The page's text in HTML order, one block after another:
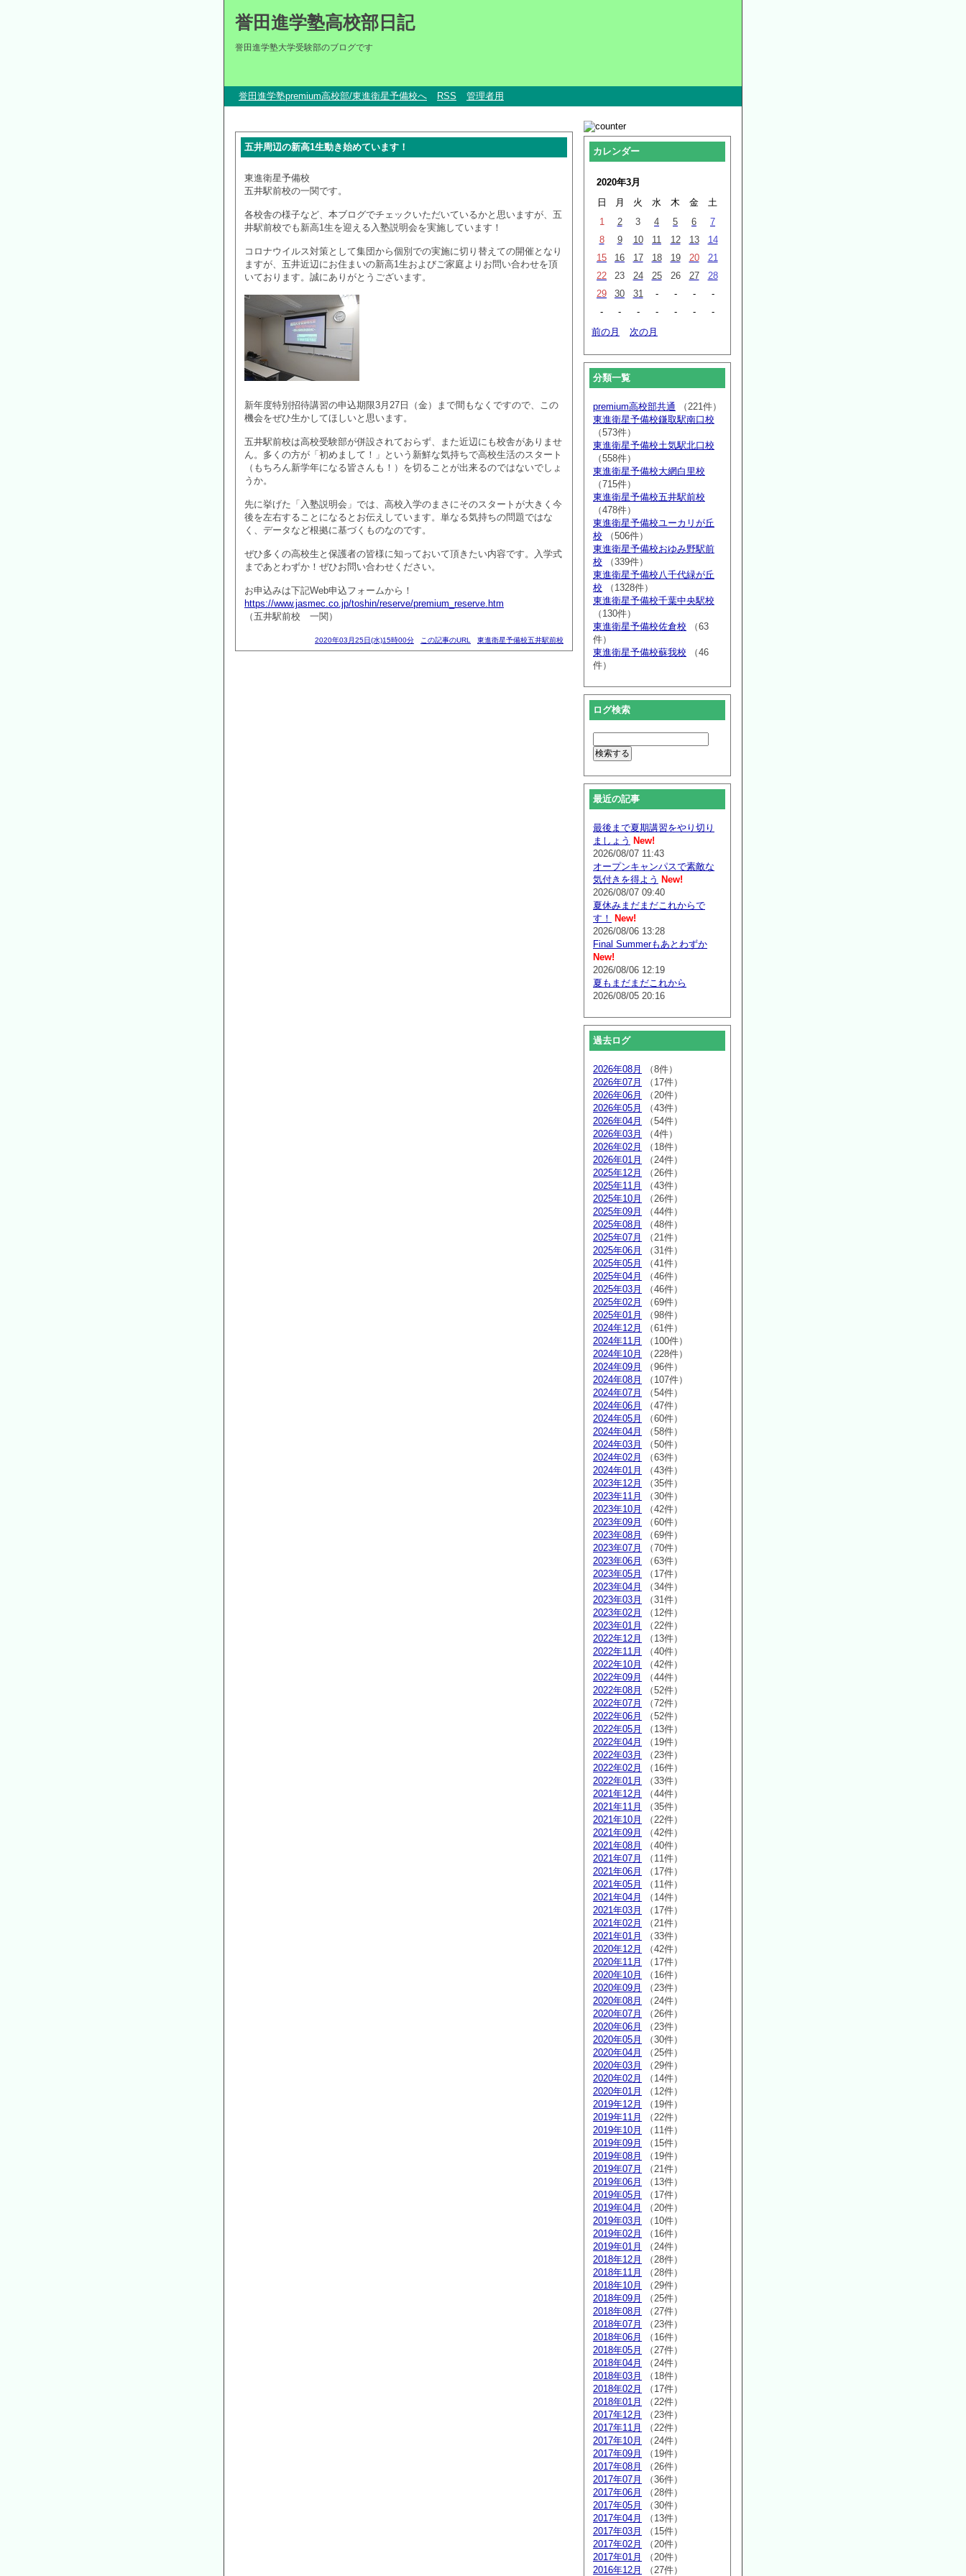
誉田進学塾高校部日記
誉田進学塾大学受験部のブログです
誉田進学塾premium高校部/東進衛星予備校へ RSS 管理者用
五井周辺の新高1生動き始めています！
東進衛星予備校
五井駅前校の一関です。
各校舎の様子など、本ブログでチェックいただいているかと思いますが、五
井駅前校でも新高1生を迎える入塾説明会を実施しています！
コロナウイルス対策として集団から個別での実施に切り替えての開催となり
ますが、五井近辺にお住まいの新高1生およびご家庭よりお問い合わせを頂
いております。誠にありがとうございます。
新年度特別招待講習の申込期限3月27日（金）まで間もなくですので、この
機会をぜひ生かしてほしいと思います。
五井駅前校は高校受験部が併設されておらず、また近辺にも校舎がありませ
ん。多くの方が「初めまして！」という新鮮な気持ちで高校生活のスタート
（もちろん新学年になる皆さんも！）を切ることが出来るのではないでしょ
うか。
先に挙げた「入塾説明会」では、高校入学のまさにそのスタートが大きく今
後を左右することになるとお伝えしています。単なる気持ちの問題ではな
く、データなど根拠に基づくものなのです。
ぜひ多くの高校生と保護者の皆様に知っておいて頂きたい内容です。入学式
まであとわずか！ぜひお問い合わせください。
お申込みは下記Web申込フォームから！
https://www.jasmec.co.jp/toshin/reserve/premium_reserve.htm
（五井駅前校 一関）
2020年03月25日(水)15時00分 この記事のURL 東進衛星予備校五井駅前校
カレンダー
2020年3月
日
月 火 水 木 金
土
1
2 3 4 5 6
7
8
9 10 11 12 13
14
15
16 17 18 19 20
21
22
23 24 25 26 27
28
29
30 31 - - -
-
-
- - - - -
-
前の月
次の月
分類一覧
premium高校部共通 （221件）
東進衛星予備校鎌取駅南口校
（573件）
東進衛星予備校土気駅北口校
（558件）
東進衛星予備校大網白里校
（715件）
東進衛星予備校五井駅前校
（478件）
東進衛星予備校ユーカリが丘
校 （506件）
東進衛星予備校おゆみ野駅前
校 （339件）
東進衛星予備校八千代緑が丘
校 （1328件）
東進衛星予備校千葉中央駅校
（130件）
東進衛星予備校佐倉校 （63
件）
東進衛星予備校蘇我校 （46
件）
ログ検索
最近の記事
最後まで夏期講習をやり切り
ましょう New!
2026/08/07 11:43
オープンキャンパスで素敵な
気付きを得よう New!
2026/08/07 09:40
夏休みまだまだこれからで
す！
New!
2026/08/06 13:28
Final Summerもあとわずか
New!
2026/08/06 12:19
夏もまだまだこれから
2026/08/05 20:16
過去ログ
2026年08月
（8件）
2026年07月
（17件）
2026年06月
（20件）
2026年05月
（43件）
2026年04月
（54件）
2026年03月
（4件）
2026年02月
（18件）
2026年01月
（24件）
2025年12月
（26件）
2025年11月
（43件）
2025年10月
（26件）
2025年09月
（44件）
2025年08月
（48件）
2025年07月
（21件）
2025年06月
（31件）
2025年05月
（41件）
2025年04月
（46件）
2025年03月
（46件）
2025年02月
（69件）
2025年01月
（98件）
2024年12月
（61件）
2024年11月
（100件）
2024年10月
（228件）
2024年09月
（96件）
2024年08月
（107件）
2024年07月
（54件）
2024年06月
（47件）
2024年05月
（60件）
2024年04月
（58件）
2024年03月
（50件）
2024年02月
（63件）
2024年01月
（43件）
2023年12月
（35件）
2023年11月
（30件）
2023年10月
（42件）
2023年09月
（60件）
2023年08月
（69件）
2023年07月
（70件）
2023年06月
（63件）
2023年05月
（17件）
2023年04月
（34件）
2023年03月
（31件）
2023年02月
（12件）
2023年01月
（22件）
2022年12月
（13件）
2022年11月
（40件）
2022年10月
（42件）
2022年09月
（44件）
2022年08月
（52件）
2022年07月
（72件）
2022年06月
（52件）
2022年05月
（13件）
2022年04月
（19件）
2022年03月
（23件）
2022年02月
（16件）
2022年01月
（33件）
2021年12月
（44件）
2021年11月
（35件）
2021年10月
（22件）
2021年09月
（42件）
2021年08月
（40件）
2021年07月
（11件）
2021年06月
（17件）
2021年05月
（11件）
2021年04月
（14件）
2021年03月
（17件）
2021年02月
（21件）
2021年01月
（33件）
2020年12月
（42件）
2020年11月
（17件）
2020年10月
（16件）
2020年09月
（23件）
2020年08月
（24件）
2020年07月
（26件）
2020年06月
（23件）
2020年05月
（30件）
2020年04月
（25件）
2020年03月
（29件）
2020年02月
（14件）
2020年01月
（12件）
2019年12月
（19件）
2019年11月
（22件）
2019年10月
（11件）
2019年09月
（15件）
2019年08月
（19件）
2019年07月
（21件）
2019年06月
（13件）
2019年05月
（17件）
2019年04月
（20件）
2019年03月
（10件）
2019年02月
（16件）
2019年01月
（24件）
2018年12月
（28件）
2018年11月
（28件）
2018年10月
（29件）
2018年09月
（25件）
2018年08月
（27件）
2018年07月
（23件）
2018年06月
（16件）
2018年05月
（27件）
2018年04月
（24件）
2018年03月
（18件）
2018年02月
（17件）
2018年01月
（22件）
2017年12月
（23件）
2017年11月
（22件）
2017年10月
（24件）
2017年09月
（19件）
2017年08月
（26件）
2017年07月
（36件）
2017年06月
（28件）
2017年05月
（30件）
2017年04月
（13件）
2017年03月
（15件）
2017年02月
（20件）
2017年01月
（20件）
2016年12月
（27件）